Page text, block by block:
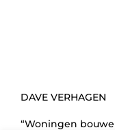
DAVE VERHAGEN
“Woningen